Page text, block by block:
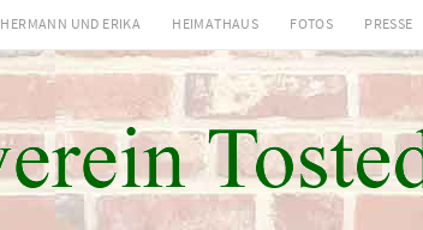
HERMANN UND ERIKA HEIMATHAUS FOTOS PRESSE